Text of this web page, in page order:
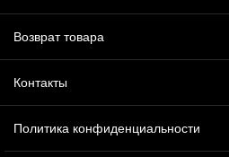
Возврат товара
Контакты
Политика конфиденциальности